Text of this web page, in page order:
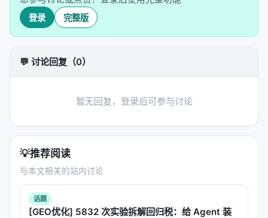
实验结果
基准 类型 表现
LoCoMo
跨设置泛
关键发现：技能确实在演化（从 4 个基础技能逐步添
加 CONSOLIDATE、REFINE 等）；闭环 > 固定技
能；长历史优势最明显。
登录 完整版
💬 讨论回复（0）
暂无回复，登录后可参与讨论
💡推荐阅读
与本文相关的站内讨论
话题
[GEO优化] 5832 次实验拆解回归税：给 Agent 装